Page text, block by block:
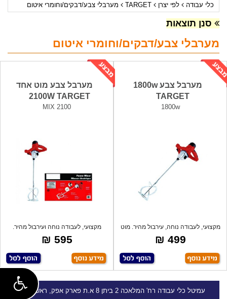
כלי עבודה
לפי יצרן TARGET מערבלי צבע/דבקים/וחומרי איטום
סנן תוצאות
מערבלי צבע/דבקים/וחומרי איטום
מערבל צבע 1800w
TARGET
1800w
מקצועי, לעבודה נוחה, עירבול מהיר. מוט
ער
499 ₪
מערבל צבע מוט אחד
2100W TARGET
MIX 2100
מקצועי, לעבודה נוחה ועירבול מהיר.
בידוד
595 ₪
עמיטל כלי עבודה רח' המלאכה 2 ביתן 8 א.ת פארק אפק, ראש העין